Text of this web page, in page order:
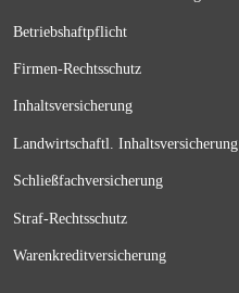
Betriebshaftpflicht
Firmen-Rechtsschutz
Inhaltsversicherung
Landwirtschaftl. Inhaltsversicherung
Schließfachversicherung
Straf-Rechtsschutz
Warenkreditversicherung